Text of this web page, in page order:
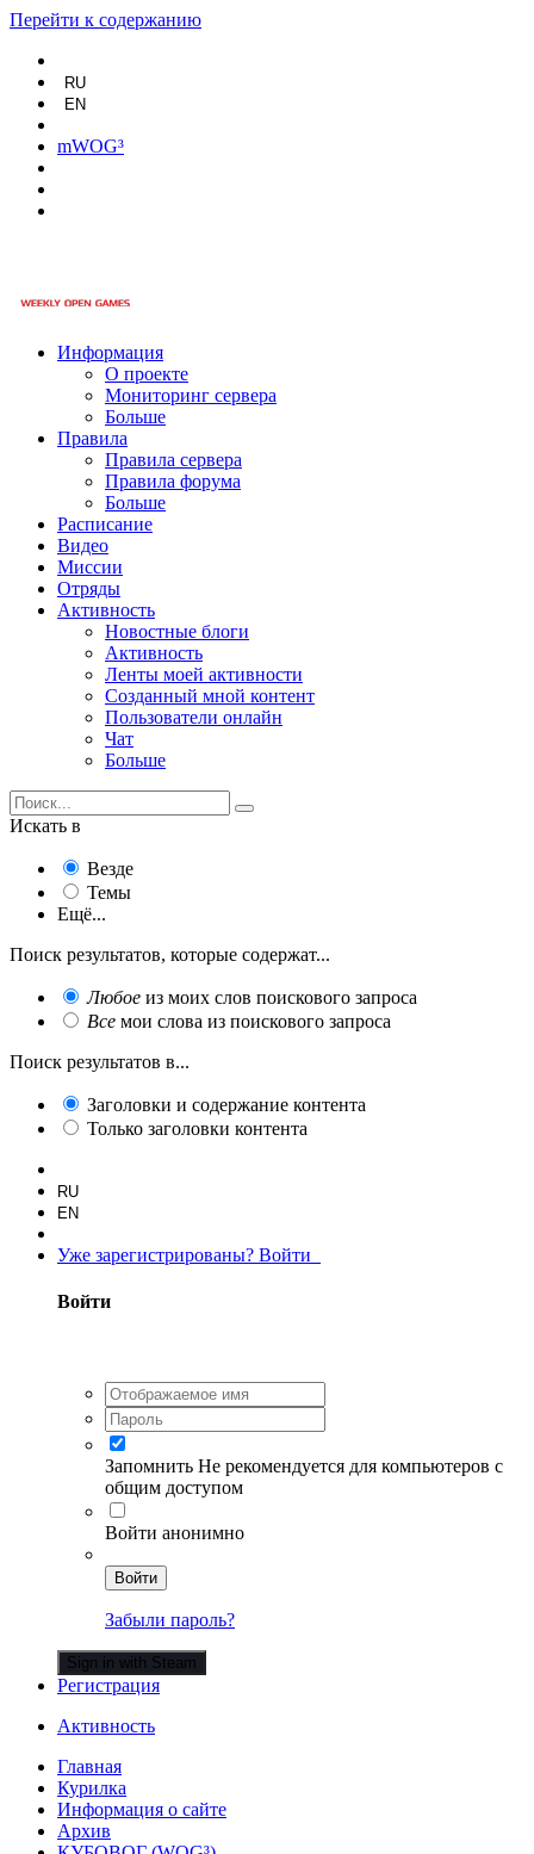
Перейти к содержанию
RU
EN
mWOG³
Информация
О проекте
Мониторинг сервера
Больше
Правила
Правила сервера
Правила форума
Больше
Расписание
Видео
Миссии
Отряды
Активность
Новостные блоги
Активность
Ленты моей активности
Созданный мной контент
Пользователи онлайн
Чат
Больше
Искать в
Везде
Темы
Ещё...
Поиск результатов, которые содержат...
Любое из моих слов поискового запроса
Все мои слова из поискового запроса
Поиск результатов в...
Заголовки и содержание контента
Только заголовки контента
RU
EN
Уже зарегистрированы? Войти
Войти
Запомнить Не рекомендуется для компьютеров с
общим доступом
Войти анонимно
Войти
Забыли пароль?
Sign in with Steam
Регистрация
Активность
Главная
Курилка
Информация о сайте
Архив